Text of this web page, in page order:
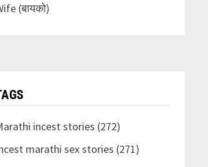
(बायको)
incest stories (272)
marathi sex stories (271)